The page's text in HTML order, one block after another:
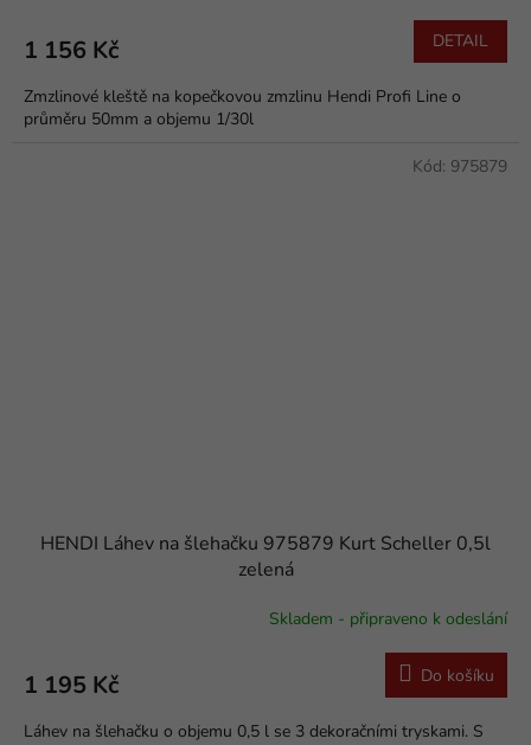
1 156 Kč DETAIL
Zmzlinové kleště na kopečkovou zmzlinu Hendi Profi Line o
průměru 50mm a objemu 1/30l
HENDI Láhev na šlehačku 975879 Kurt Scheller 0,5l
zelená
Skladem - připraveno k odeslání
1 195 Kč Do košíku
Láhev na šlehačku o objemu 0,5 l se 3 dekoračními tryskami. S
Kód: 975879